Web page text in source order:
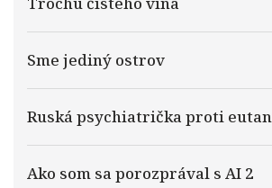
Sme jediný ostrov
Ruská psychiatrička proti
Ako som sa porozprával s AI 2